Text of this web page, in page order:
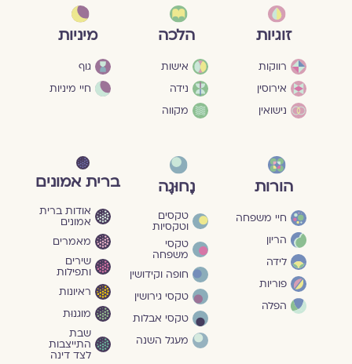
זוגיות
רווקות
אירוסין
נישואין
הלכה
אישות
נידה
מקווה
מיניות
גוף
חיי מיניות
הורות
חיי משפחה
הריון
לידה
פוריות
הפלה
נָחוּגָה
טקסים
וטקסיות
טקסי
משפחה
חופה וקידושין
טקסי גירושין
טקסי אבלות
מעגל השנה
ברית אמונים
אודות ברית
אמונים
מאמרים
שירים
ותפילות
ראיונות
מוגנוּת
שבת
התייצבות
לצד דינה